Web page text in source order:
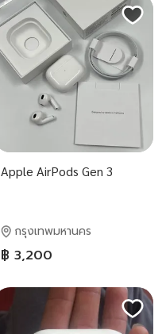
Apple AirPods Gen 3
กรุงเทพมหานคร
฿ 3,200